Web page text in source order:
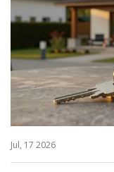
Jul, 17 2026